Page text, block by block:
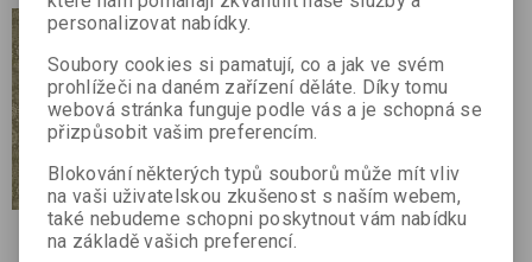
Není na skladě
10 ks Karton 50x70 300g
vločky,zlatý
Katalogové číslo:H4771839
Výrobce:Baier & Schneider GmbH & Co.
Termín dodání (dny):7
Skladem:Dodací lhůta cca 7 dní bal
Karton 50x70 cm vločky, rubová strana
personalizovat nabídky.
Soubory cookies si pamatují, co a jak ve svém
prohlížeči na daném zařízení děláte. Díky tomu
webová stránka funguje podle vás a je schopná se
přizpůsobit vašim preferencím.
Blokování některých typů souborů může mít vliv
na vaši uživatelskou zkušenost s naším webem,
také nebudeme schopni poskytnout vám nabídku
na základě vašich preferencí.